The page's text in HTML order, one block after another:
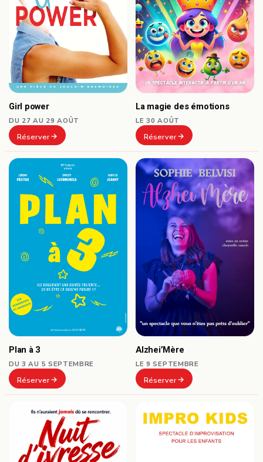
Girl power
DU 27 AU 29 AOÛT
Réserver
La magie des émotions
LE 30 AOÛT
Réserver
Plan à 3
DU 3 AU 5 SEPTEMBRE
Réserver
Alzhei’Mère
LE 9 SEPTEMBRE
Réserver